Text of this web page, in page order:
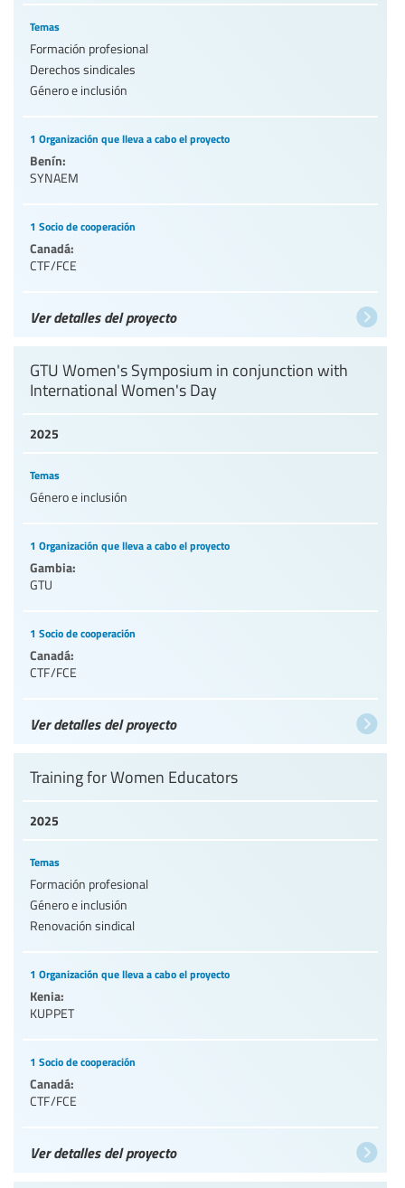
Temas
Formación profesional
Derechos sindicales
Género e inclusión
1 Organización que lleva a cabo el proyecto
Benín:
SYNAEM
1 Socio de cooperación
Canadá:
CTF/FCE
Ver detalles del proyecto
2025
GTU Women's Symposium in conjunction with
International Women's Day
Temas
Género e inclusión
1 Organización que lleva a cabo el proyecto
Gambia:
GTU
1 Socio de cooperación
Canadá:
CTF/FCE
Ver detalles del proyecto
2025
Training for Women Educators
Temas
Formación profesional
Género e inclusión
Renovación sindical
1 Organización que lleva a cabo el proyecto
Kenia:
KUPPET
1 Socio de cooperación
Canadá:
CTF/FCE
Ver detalles del proyecto